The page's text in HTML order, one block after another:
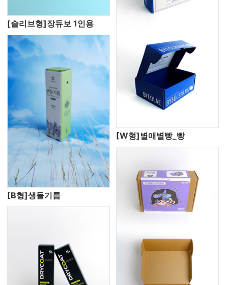
[슬리브형]장듀보 1인용
[B형]생들기름
[W형]별애별빵_빵